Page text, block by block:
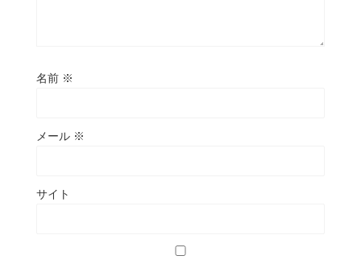
名前 ※
メール ※
サイト